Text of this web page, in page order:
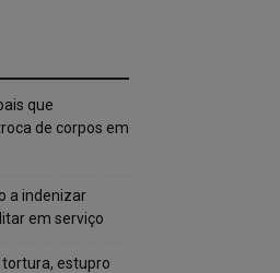
que
de corpos em
a indenizar
em serviço
tortura, estupro